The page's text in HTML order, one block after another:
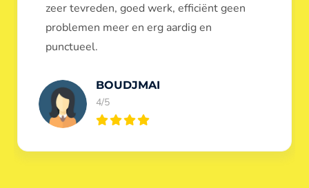
Dank u voor de ontstopping van wc, werd
heel goed uitgevoerd, door de loodgieters
ontstoppers services janssens.
Eric Garfield
5/5